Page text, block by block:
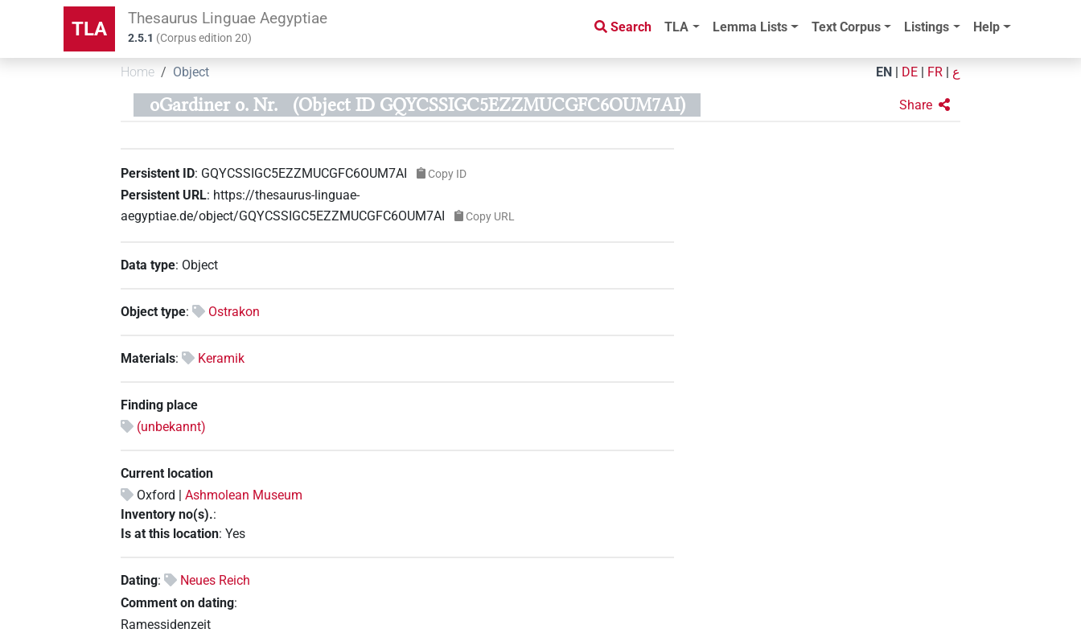
TLA Thesaurus Linguae Aegyptiae
2.5.1 (Corpus edition20)
Search TLA Lemma Lists Text Corpus Listings Help
Home Object EN DE FR ع
oGardiner o. Nr. (Object ID GQYCSSIGC5EZZMUCGFC6OUM7AI) Share
Persistent ID: GQYCSSIGC5EZZMUCGFC6OUM7AI Copy ID
Persistent URL: https://thesaurus-linguae-
aegyptiae.de/object/GQYCSSIGC5EZZMUCGFC6OUM7AI
Copy URL
Data type: Object
Object type: Ostrakon
Materials: Keramik
Finding place
(unbekannt)
Current location
Oxford |Ashmolean Museum
Inventory no(s).:
Is at this location:Yes
Dating:
Neues Reich
Comment on dating:
Ramessidenzeit